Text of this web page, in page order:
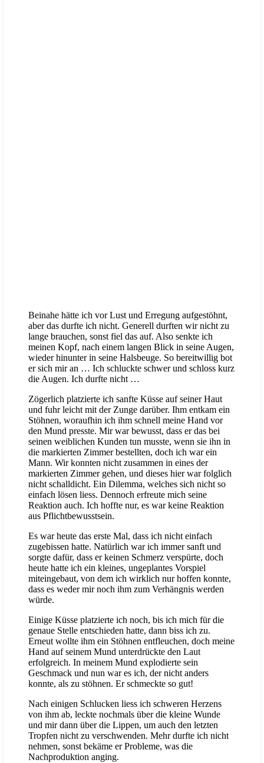
Beinahe hätte ich vor Lust und Erregung aufgestöhnt,
aber das durfte ich nicht. Generell durften wir nicht zu
lange brauchen, sonst fiel das auf. Also senkte ich
meinen Kopf, nach einem langen Blick in seine Augen,
wieder hinunter in seine Halsbeuge. So bereitwillig bot
er sich mir an … Ich schluckte schwer und schloss kurz
die Augen. Ich durfte nicht …
Zögerlich platzierte ich sanfte Küsse auf seiner Haut
und fuhr leicht mit der Zunge darüber. Ihm entkam ein
Stöhnen, woraufhin ich ihm schnell meine Hand vor
den Mund presste. Mir war bewusst, dass er das bei
seinen weiblichen Kunden tun musste, wenn sie ihn in
die markierten Zimmer bestellten, doch ich war ein
Mann. Wir konnten nicht zusammen in eines der
markierten Zimmer gehen, und dieses hier war folglich
nicht schalldicht. Ein Dilemma, welches sich nicht so
einfach lösen liess. Dennoch erfreute mich seine
Reaktion auch. Ich hoffte nur, es war keine Reaktion
aus Pflichtbewusstsein.
Es war heute das erste Mal, dass ich nicht einfach
zugebissen hatte. Natürlich war ich immer sanft und
sorgte dafür, dass er keinen Schmerz verspürte, doch
heute hatte ich ein kleines, ungeplantes Vorspiel
miteingebaut, von dem ich wirklich nur hoffen konnte,
dass es weder mir noch ihm zum Verhängnis werden
würde.
Einige Küsse platzierte ich noch, bis ich mich für die
genaue Stelle entschieden hatte, dann biss ich zu.
Erneut wollte ihm ein Stöhnen entfleuchen, doch meine
Hand auf seinem Mund unterdrückte den Laut
erfolgreich. In meinem Mund explodierte sein
Geschmack und nun war es ich, der nicht anders
konnte, als zu stöhnen. Er schmeckte so gut!
Nach einigen Schlucken liess ich schweren Herzens
von ihm ab, leckte nochmals über die kleine Wunde
und mir dann über die Lippen, um auch den letzten
Tropfen nicht zu verschwenden. Mehr durfte ich nicht
nehmen, sonst bekäme er Probleme, was die
Nachproduktion anging.